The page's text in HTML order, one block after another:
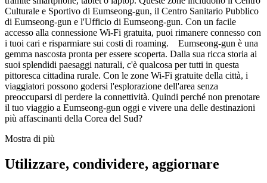
Culturale e Sportivo di Eumseong-gun, il Centro Sanitario Pubblico
di Eumseong-gun e l'Ufficio di Eumseong-gun. Con un facile
accesso alla connessione Wi-Fi gratuita, puoi rimanere connesso con
i tuoi cari e risparmiare sui costi di roaming. Eumseong-gun è una
gemma nascosta pronta per essere scoperta. Dalla sua ricca storia ai
suoi splendidi paesaggi naturali, c'è qualcosa per tutti in questa
pittoresca cittadina rurale. Con le zone Wi-Fi gratuite della città, i
viaggiatori possono godersi l'esplorazione dell'area senza
preoccuparsi di perdere la connettività. Quindi perché non prenotare
il tuo viaggio a Eumseong-gun oggi e vivere una delle destinazioni
più affascinanti della Corea del Sud?
Mostra di più
Utilizzare, condividere, aggiornare